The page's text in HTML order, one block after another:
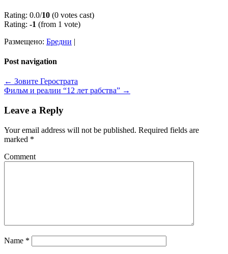
Rating: 0.0/10 (0 votes cast)
Rating: -1 (from 1 vote)
Размещено: Бредни |
Post navigation
← Зовите Герострата
Фильм и реалии “12 лет рабства” →
Leave a Reply
Your email address will not be published. Required fields are
marked *
Comment
Name *